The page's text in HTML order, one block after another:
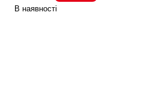
В наявності